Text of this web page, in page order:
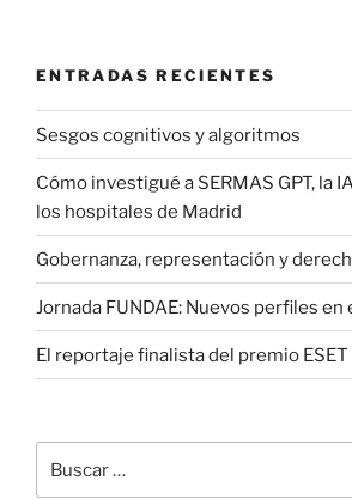
ENTRADAS RECIENTES
Sesgos cognitivos y algoritmos
Cómo investigué a SERMAS GPT, la
los hospitales de Madrid
Gobernanza, representación y
Jornada FUNDAE: Nuevos perfiles
El reportaje finalista del premio
por: